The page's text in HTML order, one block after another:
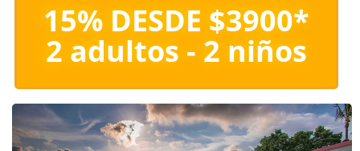
15% DESDE $3900*
2 adultos - 2 niños